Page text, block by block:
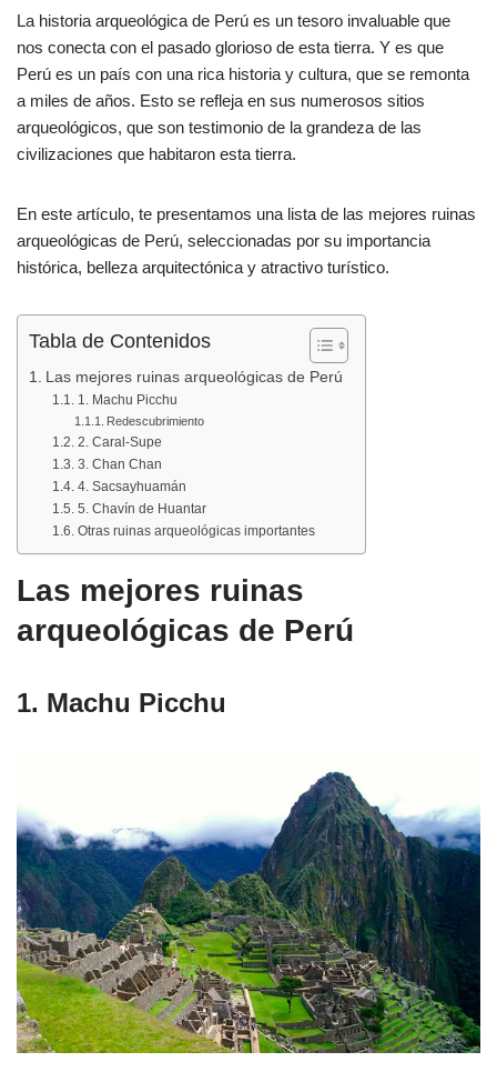
c
e
b
o
k
at
s
A
p
m
p
ar
tir
La historia arqueológica de Perú es un tesoro invaluable que
nos conecta con el pasado glorioso de esta tierra. Y es que
Perú es un país con una rica historia y cultura, que se remonta
a miles de años. Esto se refleja en sus numerosos sitios
arqueológicos, que son testimonio de la grandeza de las
civilizaciones que habitaron esta tierra.
En este artículo, te presentamos una lista de las mejores ruinas
arqueológicas de Perú, seleccionadas por su importancia
histórica, belleza arquitectónica y atractivo turístico.
Tabla de Contenidos
Las mejores ruinas arqueológicas de Perú
1. Machu Picchu
Redescubrimiento
2. Caral-Supe
3. Chan Chan
4. Sacsayhuamán
5. Chavín de Huantar
Otras ruinas arqueológicas importantes
Las mejores ruinas
arqueológicas de Perú
1. Machu Picchu